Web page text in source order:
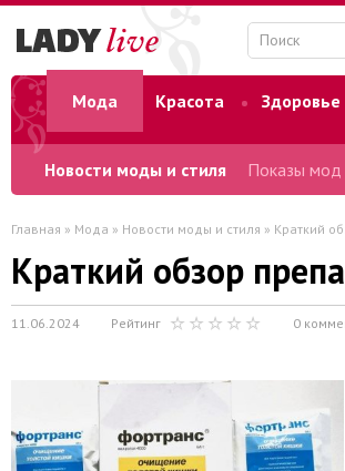
Мода Красота Здоровье
Новости моды и стиля Показы мод
Главная » Мода » Новости моды и стиля » Краткий
Краткий обзор
11.06.2024 Рейтинг 0